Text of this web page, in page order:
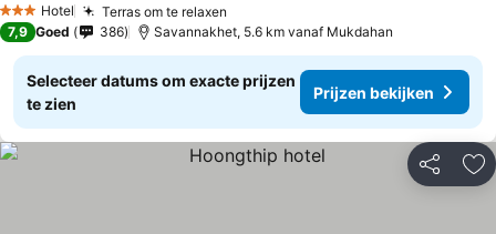
3 SterrenHotel Terras om te relaxen
7,9 Goed 386 Savannakhet, 5.6 km vanaf Mukdahan
Selecteer datums om exacte prijzen
te zien
Prijzen bekijken
Delen